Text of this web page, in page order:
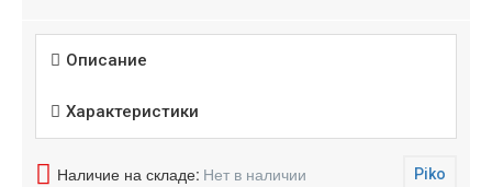
Описание
Характеристики
Наличие на складе: Нет в наличии
Piko